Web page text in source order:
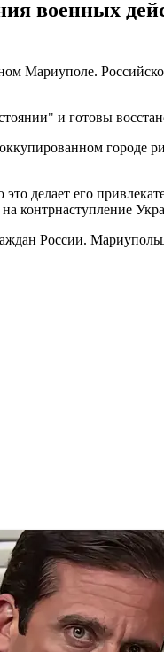
военных
Мариуполе.
и готовы
городе
делает его
контрнаступление
России.